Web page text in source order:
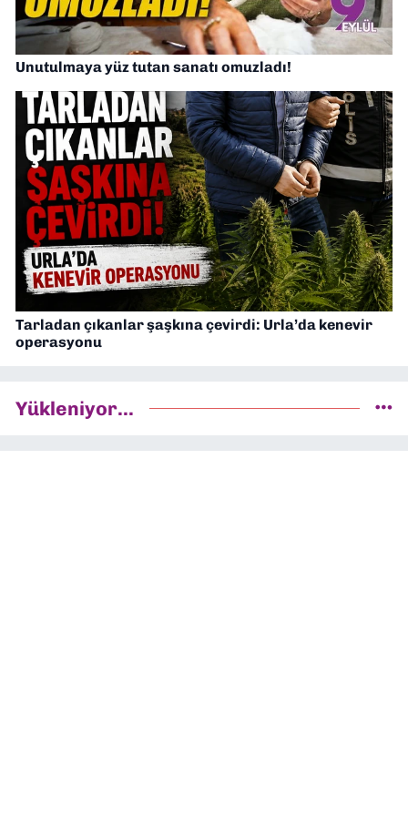
Unutulmaya yüz tutan sanatı omuzladı!
Tarladan çıkanlar şaşkına çevirdi: Urla’da kenevir
operasyonu
Yükleniyor...